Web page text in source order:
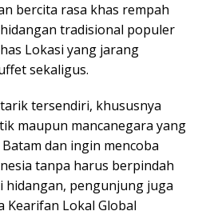
bercita rasa khas rempah
tradisional populer
Lokasi yang jarang
sekaligus.
tersendiri, khususnya
maupun mancanegara yang
dan ingin mencoba
tanpa harus berpindah
hidangan, pengunjung juga
Kearifan Lokal Global